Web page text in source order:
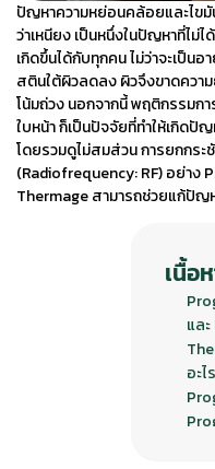
ปัญหาความหย่อนคล้อยและไข
ว่าเหนียง เป็นหนึ่งในปัญหาที่ไม่
เกิดขึ้นได้กับทุกคน ไม่ว่าจะเป็น
สตินใต้ผิวลดลง ผิวจึงขาดควา
โน้มถ่วง นอกจากนี้ พฤติกรรมก
ใบหน้า ก็เป็นปัจจัยที่ทำให้เกิดปั
โดยรวมดูไม่สมส่วน การยกกร
(Radiofrequency: RF) อย่าง
Thermageสามารถช่วยแก้ปัญ
เนื้อ
แล
อะไ